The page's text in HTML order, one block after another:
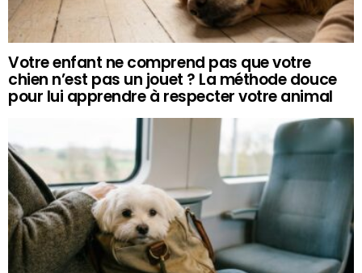
Votre enfant ne comprend pas que votre
chien n’est pas un jouet ? La méthode douce
pour lui apprendre à respecter votre animal